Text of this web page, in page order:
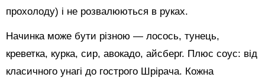
прохолоду) і не розвалюються в руках.
Начинка може бути різною — лосось, тунець,
креветка, курка, сир, авокадо, айсберг. Плюс соус: від
класичного унагі до гострого Шрірача. Кожна